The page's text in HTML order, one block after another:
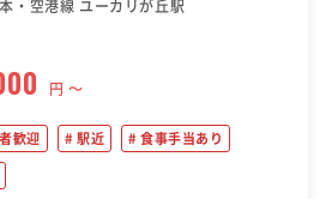
・空港線 ユーカリが丘駅
円 〜
歓迎 駅近 食事手当あり